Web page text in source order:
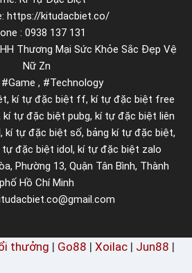
https://kitudacbiet.co/
: 0938 137 131
Thương Mại Sức Khỏe Sắc Đẹp Vệ
Nữ Zn
#Game , #Technology
kí tự đặc biệt ff, kí tự đặc biệt free
tự đặc biệt pubg, kí tự đặc biệt liên
kí tự đặc biệt số, bảng kí tự đặc biệt,
đặc biệt idol, kí tự đặc biệt zalo
Phường 13, Quận Tân Bình, Thành
phố Hồ Chí Minh
thưởng | Go88 | Xoilac | Jun88 |